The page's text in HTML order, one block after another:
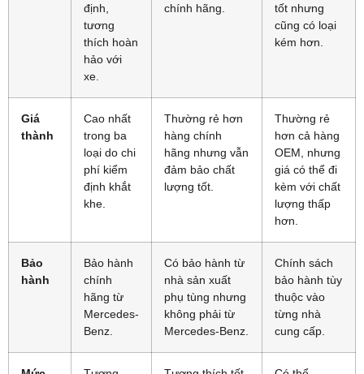
định,
tương
thích hoàn
hảo với
xe.
chính hãng.
tốt nhưng
cũng có loại
kém hơn.
Giá
thành
Cao nhất
trong ba
loại do chi
phí kiểm
định khắt
khe.
Thường rẻ hơn
hàng chính
hãng nhưng vẫn
đảm bảo chất
lượng tốt.
Thường rẻ
hơn cả hàng
OEM, nhưng
giá có thể đi
kèm với chất
lượng thấp
hơn.
Bảo
hành
Bảo hành
chính
hãng từ
Mercedes-
Benz.
Có bảo hành từ
nhà sản xuất
phụ tùng nhưng
không phải từ
Mercedes-Benz.
Chính sách
bảo hành tùy
thuộc vào
từng nhà
cung cấp.